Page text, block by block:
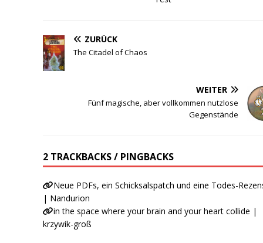
ZURÜCK
The Citadel of Chaos
WEITER
Fünf magische, aber vollkommen nutzlose
Gegenstände
2 TRACKBACKS / PINGBACKS
Neue PDFs, ein Schicksalspatch und eine Todes-
| Nandurion
in the space where your brain and your heart collide |
krzywik-groß